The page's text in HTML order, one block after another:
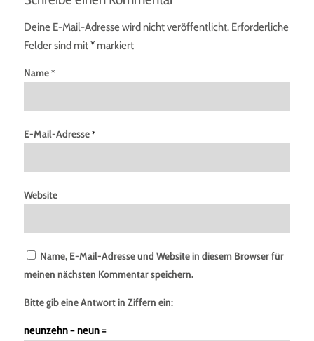
Deine E-Mail-Adresse wird nicht veröffentlicht. Erforderliche
Felder sind mit*markiert
Name*
E-Mail-Adresse*
Website
Name, E-Mail-Adresse und Website in diesem Browser für
meinen nächsten Kommentar speichern.
Bitte gib eine Antwort in Ziffern ein:
neunzehn − neun =